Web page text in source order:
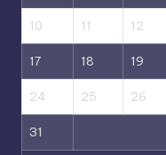
10 11 12
17 18 19
24 25 26
31